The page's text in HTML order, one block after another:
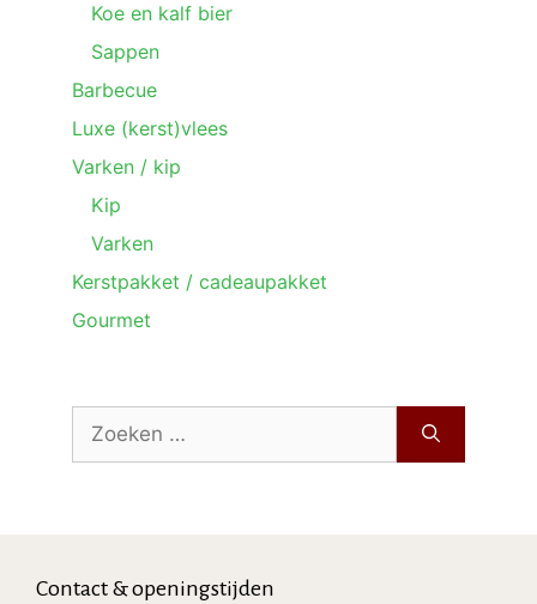
Koe en kalf bier
Sappen
Barbecue
Luxe (kerst)vlees
Varken / kip
Kip
Varken
Kerstpakket / cadeaupakket
Gourmet
Zoek
naar:
Contact & openingstijden